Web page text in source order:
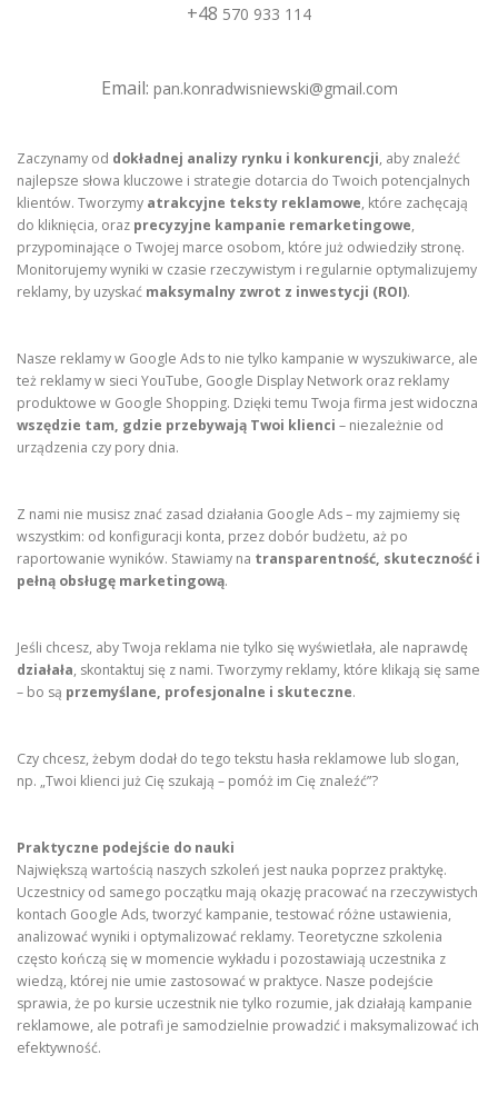
+48 570 933 114
Email: pan.konradwisniewski@gmail.com
Zaczynamy od dokładnej analizy rynku i konkurencji, aby znaleźć
najlepsze słowa kluczowe i strategie dotarcia do Twoich potencjalnych
klientów. Tworzymy atrakcyjne teksty reklamowe, które zachęcają
do kliknięcia, oraz precyzyjne kampanie remarketingowe,
przypominające o Twojej marce osobom, które już odwiedziły stronę.
Monitorujemy wyniki w czasie rzeczywistym i regularnie optymalizujemy
reklamy, by uzyskać maksymalny zwrot z inwestycji (ROI).
Nasze reklamy w Google Ads to nie tylko kampanie w wyszukiwarce, ale
też reklamy w sieci YouTube, Google Display Network oraz reklamy
produktowe w Google Shopping. Dzięki temu Twoja firma jest widoczna
wszędzie tam, gdzie przebywają Twoi klienci – niezależnie od
urządzenia czy pory dnia.
Z nami nie musisz znać zasad działania Google Ads – my zajmiemy się
wszystkim: od konfiguracji konta, przez dobór budżetu, aż po
raportowanie wyników. Stawiamy na transparentność, skuteczność i
pełną obsługę marketingową.
Jeśli chcesz, aby Twoja reklama nie tylko się wyświetlała, ale naprawdę
działała, skontaktuj się z nami. Tworzymy reklamy, które klikają się same
– bo są przemyślane, profesjonalne i skuteczne.
Czy chcesz, żebym dodał do tego tekstu hasła reklamowe lub slogan,
np. „Twoi klienci już Cię szukają – pomóż im Cię znaleźć”?
Praktyczne podejście do nauki
Największą wartością naszych szkoleń jest nauka poprzez praktykę.
Uczestnicy od samego początku mają okazję pracować na rzeczywistych
kontach Google Ads, tworzyć kampanie, testować różne ustawienia,
analizować wyniki i optymalizować reklamy. Teoretyczne szkolenia
często kończą się w momencie wykładu i pozostawiają uczestnika z
wiedzą, której nie umie zastosować w praktyce. Nasze podejście
sprawia, że po kursie uczestnik nie tylko rozumie, jak działają kampanie
reklamowe, ale potrafi je samodzielnie prowadzić i maksymalizować ich
efektywność.